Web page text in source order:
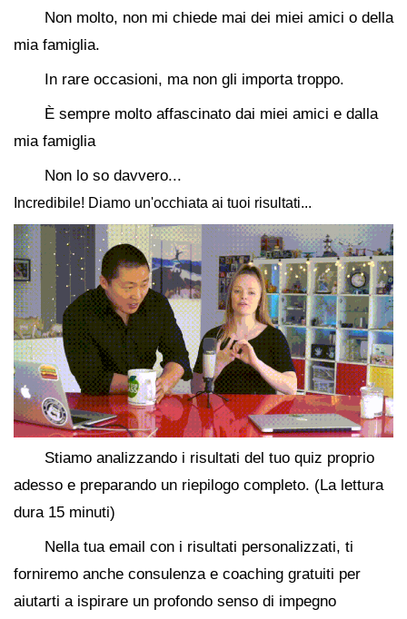
Non molto, non mi chiede mai dei miei amici o della
mia famiglia.
In rare occasioni, ma non gli importa troppo.
È sempre molto affascinato dai miei amici e dalla
mia famiglia
Non lo so davvero...
Incredibile! Diamo un'occhiata ai tuoi risultati...
Stiamo analizzando i risultati del tuo quiz proprio
adesso e preparando un riepilogo completo. (La lettura
dura 15 minuti)
Nella tua email con i risultati personalizzati, ti
forniremo anche consulenza e coaching gratuiti per
aiutarti a ispirare un profondo senso di impegno